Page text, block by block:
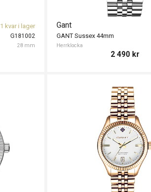
G181002
28 mm
1 kvar i lager Gant
Herrklocka
GANT Sussex 44mm
2 490 kr